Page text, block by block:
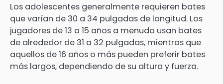
Los adolescentes generalmente requieren bates
que varían de 30 a 34 pulgadas de longitud. Los
jugadores de 13 a 15 años a menudo usan bates
de alrededor de 31 a 32 pulgadas, mientras que
aquellos de 16 años o más pueden preferir bates
más largos, dependiendo de su altura y fuerza.